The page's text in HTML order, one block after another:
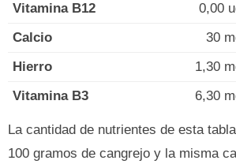
Vitamina B12
0,00
Calcio
30
Hierro
1,30
Vitamina B3
6,30
La cantidad de nutrientes de esta
100 gramos de cangrejo y la misma